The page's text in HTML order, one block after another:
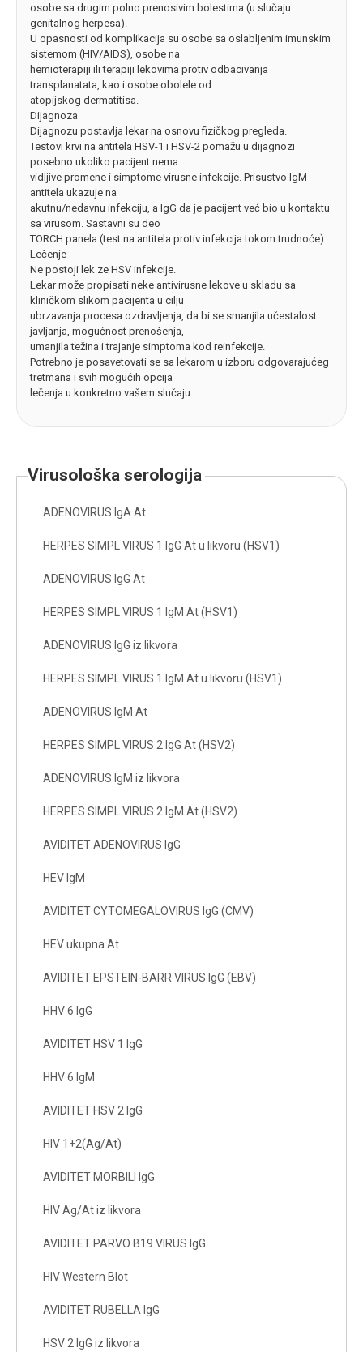
osobe sa drugim polno prenosivim bolestima (u slučaju
genitalnog herpesa).
U opasnosti od komplikacija su osobe sa oslabljenim imunskim
sistemom (HIV/AIDS), osobe na
hemioterapiji ili terapiji lekovima protiv odbacivanja
transplanatata, kao i osobe obolele od
atopijskog dermatitisa.
Dijagnoza
Dijagnozu postavlja lekar na osnovu fizičkog pregleda.
Testovi krvi na antitela HSV-1 i HSV-2 pomažu u dijagnozi
posebno ukoliko pacijent nema
vidljive promene i simptome virusne infekcije. Prisustvo IgM
antitela ukazuje na
akutnu/nedavnu infekciju, a IgG da je pacijent već bio u kontaktu
sa virusom. Sastavni su deo
TORCH panela (test na antitela protiv infekcija tokom trudnoće).
Lečenje
Ne postoji lek ze HSV infekcije.
Lekar može propisati neke antivirusne lekove u skladu sa
kliničkom slikom pacijenta u cilju
ubrzavanja procesa ozdravljenja, da bi se smanjila učestalost
javljanja, mogućnost prenošenja,
umanjila težina i trajanje simptoma kod reinfekcije.
Potrebno je posavetovati se sa lekarom u izboru odgovarajućeg
tretmana i svih mogućih opcija
lečenja u konkretno vašem slučaju.
virusološka serologija
ADENOVIRUS IgA At
HERPES SIMPL VIRUS 1 IgG At u likvoru (HSV1)
ADENOVIRUS IgG At
HERPES SIMPL VIRUS 1 IgM At (HSV1)
ADENOVIRUS IgG iz likvora
HERPES SIMPL VIRUS 1 IgM At u likvoru (HSV1)
ADENOVIRUS IgM At
HERPES SIMPL VIRUS 2 IgG At (HSV2)
ADENOVIRUS IgM iz likvora
HERPES SIMPL VIRUS 2 IgM At (HSV2)
AVIDITET ADENOVIRUS IgG
HEV IgM
AVIDITET CYTOMEGALOVIRUS IgG (CMV)
HEV ukupna At
AVIDITET EPSTEIN-BARR VIRUS IgG (EBV)
HHV 6 IgG
AVIDITET HSV 1 IgG
HHV 6 IgM
AVIDITET HSV 2 IgG
HIV 1+2(Ag/At)
AVIDITET MORBILI IgG
HIV Ag/At iz likvora
AVIDITET PARVO B19 VIRUS IgG
HIV Western Blot
AVIDITET RUBELLA IgG
HSV 2 IgG iz likvora